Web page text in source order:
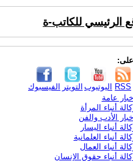
الرئيسي للكاتب-ة
على:
الفيسبوك التويتر اليوتيوب RSS
عامة
أنباء المرأة
الأدب والفن
أنباء اليسار
أنباء العلمانية
أنباء العمال
أنباء حقوق الإنسان